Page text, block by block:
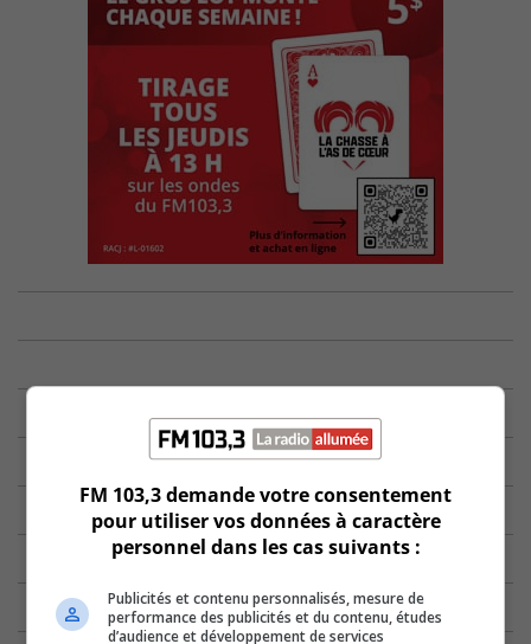
FM 103,3 demande votre consentement
pour utiliser vos données à caractère
personnel dans les cas suivants :
Publicités et contenu personnalisés, mesure de
performance des publicités et du contenu, études
d’audience et développement de services